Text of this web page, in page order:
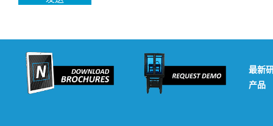
最新
产品